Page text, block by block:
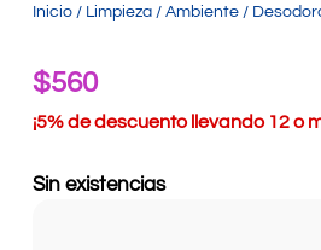
Inicio / Limpieza /Ambiente /
$560
¡5% de descuento llevando 12 o
Sin existencias